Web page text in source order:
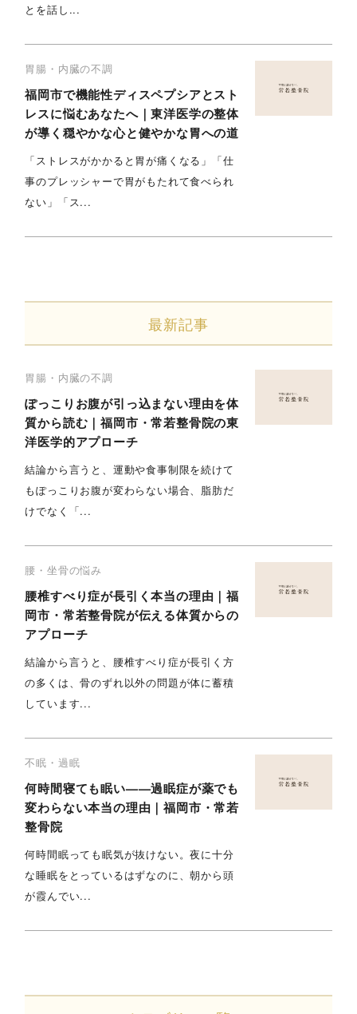
とを話し...
胃腸・内臓の不調
福岡市で機能性ディスペプシアとスト
レスに悩むあなたへ｜東洋医学の整体
が導く穏やかな心と健やかな胃への道
「ストレスがかかると胃が痛くなる」「仕
事のプレッシャーで胃がもたれて食べられ
ない」「ス...
最新記事
胃腸・内臓の不調
ぽっこりお腹が引っ込まない理由を体
質から読む｜福岡市・常若整骨院の東
洋医学的アプローチ
結論から言うと、運動や食事制限を続けて
もぽっこりお腹が変わらない場合、脂肪だ
けでなく「...
腰・坐骨の悩み
腰椎すべり症が長引く本当の理由｜福
岡市・常若整骨院が伝える体質からの
アプローチ
結論から言うと、腰椎すべり症が長引く方
の多くは、骨のずれ以外の問題が体に蓄積
しています...
不眠・過眠
何時間寝ても眠い——過眠症が薬でも
変わらない本当の理由｜福岡市・常若
整骨院
何時間眠っても眠気が抜けない。夜に十分
な睡眠をとっているはずなのに、朝から頭
が霞んでい...